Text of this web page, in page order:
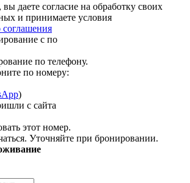
даете согласие на обработку своих
и принимаете условия
соглашения
с по
по телефону.
по номеру:
)
с сайта
этот номер.
Уточняйте при бронировании.